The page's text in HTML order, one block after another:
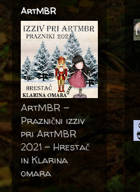
ArtMBR
ArtMBR -
Praznični izziv
pri ArtMBR
2021 – Hrestač
in Klarina
omara